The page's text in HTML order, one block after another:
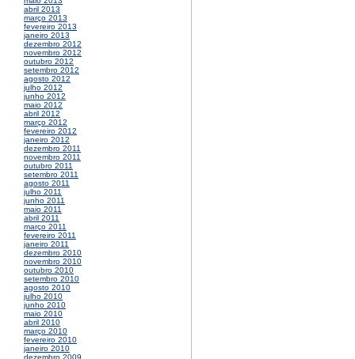
abril 2013
março 2013
fevereiro 2013
janeiro 2013
dezembro 2012
novembro 2012
outubro 2012
setembro 2012
agosto 2012
julho 2012
junho 2012
maio 2012
abril 2012
março 2012
fevereiro 2012
janeiro 2012
dezembro 2011
novembro 2011
outubro 2011
setembro 2011
agosto 2011
julho 2011
junho 2011
maio 2011
abril 2011
março 2011
fevereiro 2011
janeiro 2011
dezembro 2010
novembro 2010
outubro 2010
setembro 2010
agosto 2010
julho 2010
junho 2010
maio 2010
abril 2010
março 2010
fevereiro 2010
janeiro 2010